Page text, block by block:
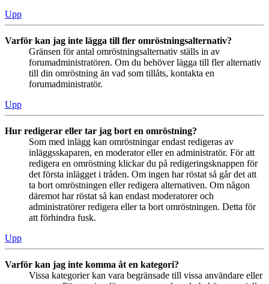
Upp
Varför kan jag inte lägga till fler omröstningsalternativ?
Gränsen för antal omröstningsalternativ ställs in av
forumadministratören. Om du behöver lägga till fler alternativ
till din omröstning än vad som tillåts, kontakta en
forumadministratör.
Upp
Hur redigerar eller tar jag bort en omröstning?
Som med inlägg kan omröstningar endast redigeras av
inläggsskaparen, en moderator eller en administratör. För att
redigera en omröstning klickar du på redigeringsknappen för
det första inlägget i tråden. Om ingen har röstat så går det att
ta bort omröstningen eller redigera alternativen. Om någon
däremot har röstat så kan endast moderatorer och
administratörer redigera eller ta bort omröstningen. Detta för
att förhindra fusk.
Upp
Varför kan jag inte komma åt en kategori?
Vissa kategorier kan vara begränsade till vissa användare eller